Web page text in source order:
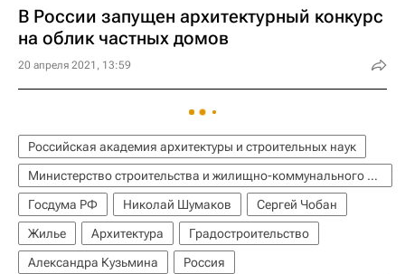
В России запущен архитектурный конкурс
на облик частных домов
20 апреля 2021, 13:59
Российская академия архитектуры и строительных наук
Министерство строительства и жилищно-коммунального хозяйства РФ (Минстрой России)
Госдума РФ
Николай Шумаков
Сергей Чобан
Жилье
Архитектура
Градостроительство
Александра Кузьмина
Россия